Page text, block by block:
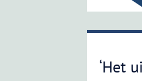
‘Het